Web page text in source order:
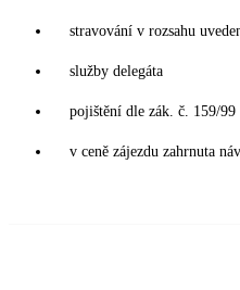
stravování v rozsahu
služby delegáta
pojištění dle zák. č. 159/99
v ceně zájezdu zahrnuta